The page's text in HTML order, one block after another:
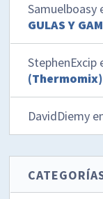
Samuelboasy
GULAS Y
StephenExcip
(Thermomix)
DavidDiemy